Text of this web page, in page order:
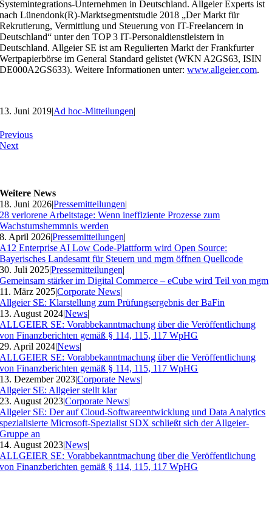
Systemintegrations-Unternehmen in Deutschland. Allgeier Experts ist
nach Lünendonk(R)-Marktsegmentstudie 2018 „Der Markt für
Rekrutierung, Vermittlung und Steuerung von IT-Freelancern in
Deutschland“ unter den TOP 3 IT-Personaldienstleistern in
Deutschland. Allgeier SE ist am Regulierten Markt der Frankfurter
Wertpapierbörse im General Standard gelistet (WKN A2GS63, ISIN
DE000A2GS633). Weitere Informationen unter:www.allgeier.com.
13. Juni 2019|Ad hoc-Mitteilungen|
Previous
Next
Weitere News
18. Juni 2026|Pressemitteilungen|
28 verlorene Arbeitstage: Wenn ineffiziente Prozesse zum
Wachstumshemmnis werden
8. April 2026|Pressemitteilungen|
A12 Enterprise AI Low Code-Plattform wird Open Source:
Bayerisches Landesamt für Steuern und mgm öffnen Quellcode
30. Juli 2025|Pressemitteilungen|
Gemeinsam stärker im Digital Commerce – eCube wird Teil von mgm
11. März 2025|Corporate News|
Allgeier SE: Klarstellung zum Prüfungsergebnis der BaFin
13. August 2024|News|
ALLGEIER SE: Vorabbekanntmachung über die Veröffentlichung
von Finanzberichten gemäß § 114, 115, 117 WpHG
29. April 2024|News|
ALLGEIER SE: Vorabbekanntmachung über die Veröffentlichung
von Finanzberichten gemäß § 114, 115, 117 WpHG
13. Dezember 2023|Corporate News|
Allgeier SE: Allgeier stellt klar
23. August 2023|Corporate News|
Allgeier SE: Der auf Cloud-Softwareentwicklung und Data Analytics
spezialisierte Microsoft-Spezialist SDX schließt sich der Allgeier-
Gruppe an
14. August 2023|News|
ALLGEIER SE: Vorabbekanntmachung über die Veröffentlichung
von Finanzberichten gemäß § 114, 115, 117 WpHG